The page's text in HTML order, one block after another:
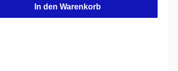
In den Warenkorb